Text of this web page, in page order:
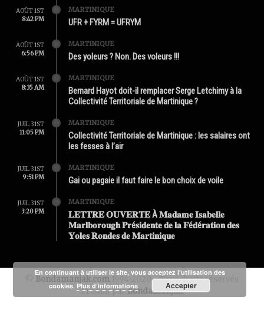
AOÛT 1ST
8:42 PM
MARTINIQUE
UFR + FYRM = UFRYM
AOÛT 1ST
6:56 PM
MARTINIQUE
Des yoleurs ? Non. Des voleurs !!!
AOÛT 1ST
8:35 AM
MARTINIQUE
Bernard Hayot doit-il remplacer Serge Letchimy à la
Collectivité Territoriale de Martinique ?
JUIL 31ST
11:05 PM
MARTINIQUE
Collectivité Territoriale de Martinique : les salaires ont
les fesses à l’air
JUIL 31ST
9:51 PM
MARTINIQUE
Gai ou pagaie il faut faire le bon choix de voile
JUIL 31ST
3:20 PM
MARTINIQUE
𝐋𝐄𝐓𝐓𝐑𝐄 𝐎𝐔𝐕𝐄𝐑𝐓𝐄 À 𝐌𝐚𝐝𝐚𝐦𝐞 𝐈𝐬𝐚𝐛𝐞𝐥𝐥𝐞
𝐌𝐚𝐫𝐥𝐛𝐨𝐫𝐨𝐮𝐠𝐡 𝐏𝐫é𝐬𝐢𝐝𝐞𝐧𝐭𝐞 𝐝𝐞 𝐥𝐚 𝐅é𝐝é𝐫𝐚𝐭𝐢𝐨𝐧 𝐝𝐞𝐬
𝐘𝐨𝐥𝐞𝐬 𝐑𝐨𝐧𝐝𝐞𝐬 𝐝𝐞 𝐌𝐚𝐫𝐭𝐢𝐧𝐢𝐪𝐮𝐞
Bondamanjak.com 1994-2020 - Tous droits réservés
Produit parBondamanjak
En continuant à utiliser le site, vous acceptez l’utilisation des
cookies. Plus d’informations Accepter